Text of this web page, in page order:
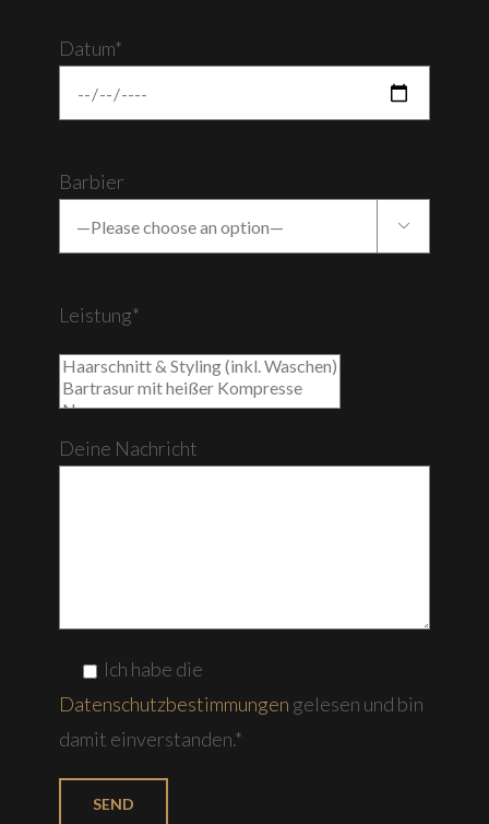
Datum*
Barbier

Leistung*
Deine Nachricht
Ich habe die
Datenschutzbestimmungen gelesen und bin
damit einverstanden.*